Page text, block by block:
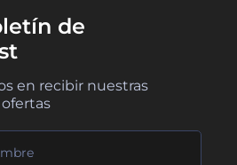
de
en recibir nuestras